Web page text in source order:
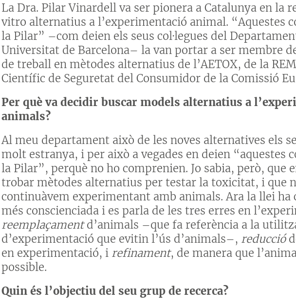
La Dra. Pilar Vinardell va ser pionera a Catalunya en la
vitro alternatius a l’experimentació animal. “Aquestes
la Pilar” –com deien els seus col·legues del
Universitat de Barcelona– la van portar a ser membre
de treball en mètodes alternatius de l’AETOX, de la
Científic de Seguretat del Consumidor de la Comissió
Per què va decidir buscar models alternatius a
animals?
Al meu departament això de les noves alternatives els
molt estranya, i per això a vegades en deien “aquestes
la Pilar”, perquè no ho comprenien. Jo sabia, però, que
trobar mètodes alternatius per testar la toxicitat, i que
continuàvem experimentant amb animals. Ara la llei ha
més conscienciada i es parla de les tres erres en
reemplaçamentd’animals –que fa referència a la
d’experimentació que evitin l’ús d’animals–, reducció
en experimentació, i refinament, de manera que
possible.
Quin és l’objectiu del seu grup de recerca?